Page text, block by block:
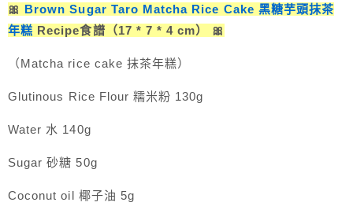
🎀 Brown Sugar Taro Matcha Rice Cake 黑糖芋頭抹茶
年糕 Recipe食譜（17 * 7 * 4 cm） 🎀
（Matcha rice cake 抹茶年糕）
Glutinous Rice Flour 糯米粉 130g
Water 水 140g
Sugar 砂糖 50g
Coconut oil 椰子油 5g